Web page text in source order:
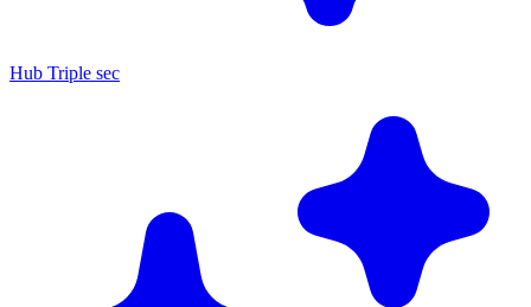
Hub Triple sec